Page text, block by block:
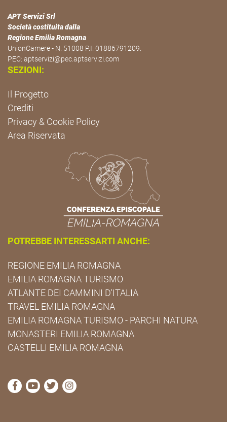
APT Servizi Srl
Società costituita dalla
Regione Emilia Romagna
UnionCamere - N. 51008 P.I. 01886791209.
PEC: aptservizi@pec.aptservizi.com
SEZIONI:
Il Progetto
Crediti
Privacy & Cookie Policy
Area Riservata
POTREBBE INTERESSARTI ANCHE:
REGIONE EMILIA ROMAGNA
EMILIA ROMAGNA TURISMO
ATLANTE DEI CAMMINI D'ITALIA
TRAVEL EMILIA ROMAGNA
EMILIA ROMAGNA TURISMO - PARCHI NATURA
MONASTERI EMILIA ROMAGNA
CASTELLI EMILIA ROMAGNA
visita la pagina Facebook di Cammini Emilia-
visita la pagina YouTube di Cammini Emilia-
visita la pagina Twitter di Cammini Emilia-
visita la pagina Instagram di Cammini